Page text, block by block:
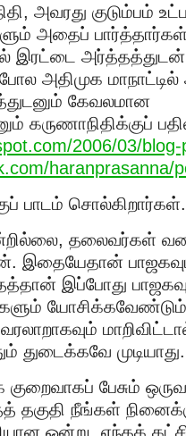
அவரது குடும்பம்
அதைப்
இரட்டை அர்த்தத்துடன்
அதிமுக
கேவலமான
கருணாநிதிக்குப்
2006/03/
haranprasanna/
பாடம் சொல்கிறார்கள்.
தலைவர்கள்
இதையேதான்
இப்போது
முடியாது.
பேசும்
தகுதி நீங்கள்
ஒன்று. எந்தக்